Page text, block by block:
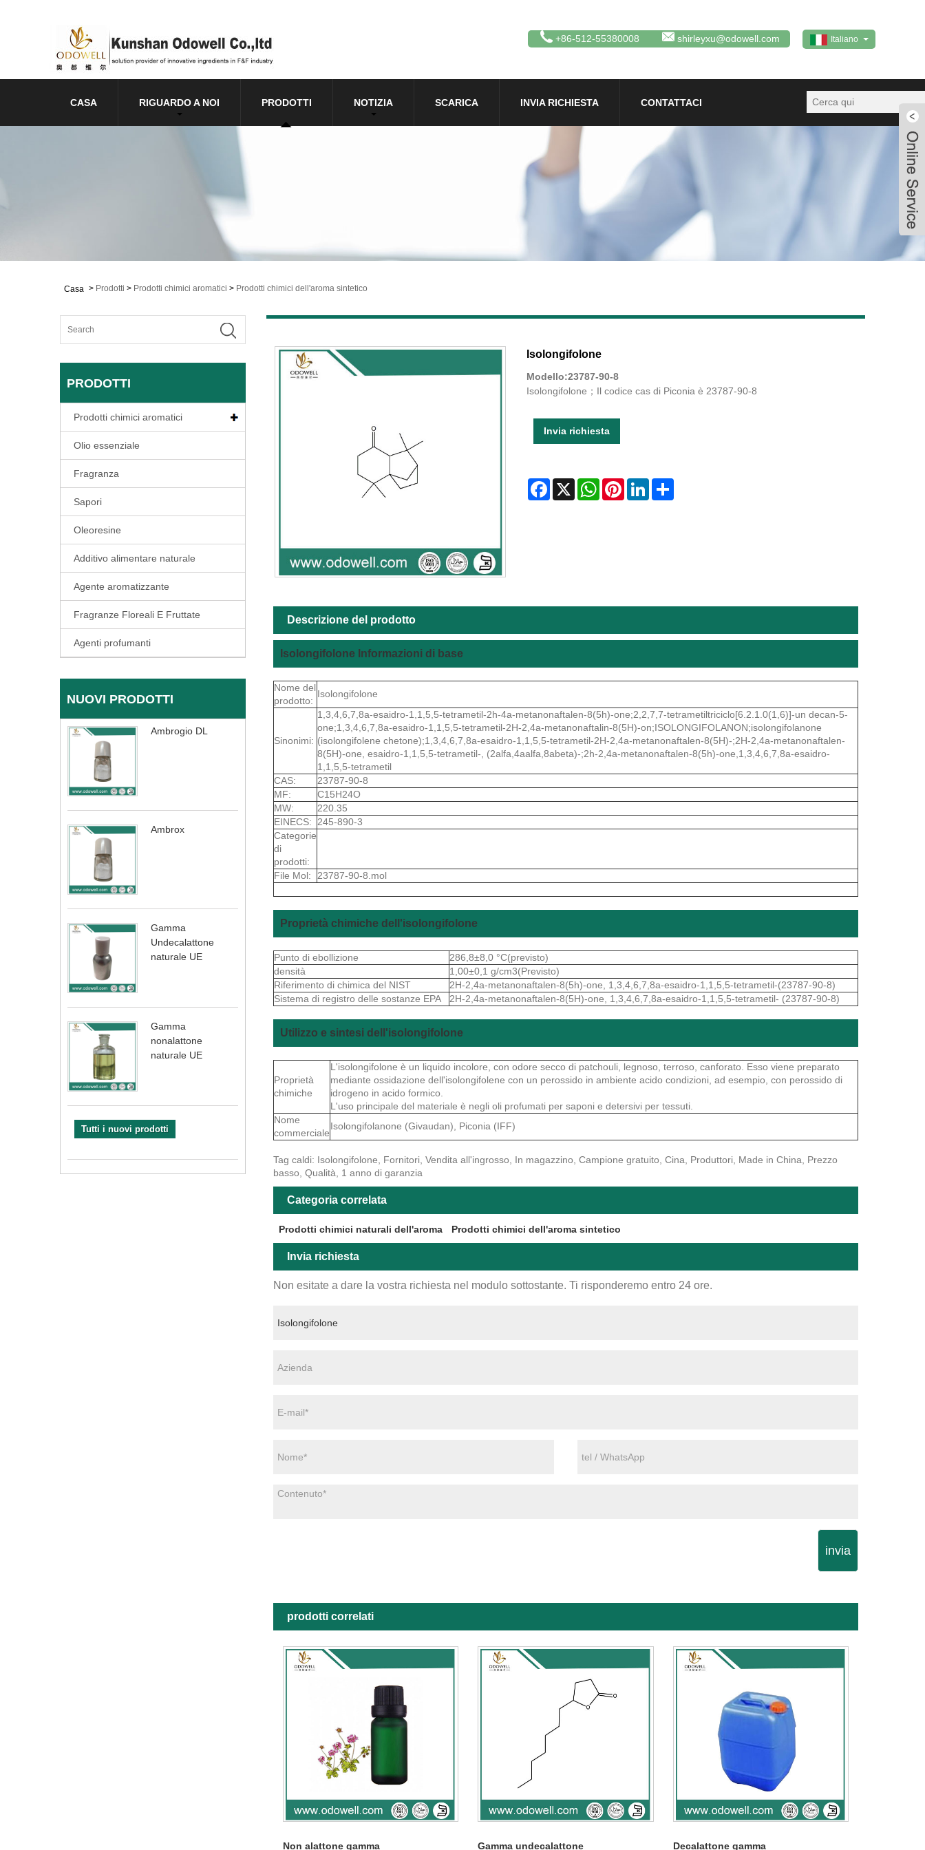
Italiano
+86-512-55380008 shirleyxu@odowell.com
CASA RIGUARDO A NOI PRODOTTI NOTIZIA SCARICA INVIA RICHIESTA CONTATTACI
Casa > Prodotti > Prodotti chimici aromatici > Prodotti chimici dell'aroma sintetico
PRODOTTI
Prodotti chimici aromatici
Olio essenziale
Fragranza
Sapori
Oleoresine
Additivo alimentare naturale
Agente aromatizzante
Fragranze Floreali E Fruttate
Agenti profumanti
NUOVI PRODOTTI
Ambrogio DL
Ambrox
Gamma
Undecalattone
naturale UE
Gamma
nonalattone
naturale UE
Tutti i nuovi prodotti
Isolongifolone
Modello:23787-90-8
Isolongifolone；Il codice cas di Piconia è 23787-90-8
Invia richiesta
Facebook
X WhatsAppPinterestLinkedInShare
Descrizione del prodotto
Isolongifolone Informazioni di base
Nome del
prodotto:
Isolongifolone
Sinonimi:
1,3,4,6,7,8a-esaidro-1,1,5,5-tetrametil-2h-4a-metanonaftalen-8(5h)-one;2,2,7,7-tetrametiltriciclo[6.2.1.0(1,6)]-un decan-5-
one;1,3,4,6,7,8a-esaidro-1,1,5,5-tetrametil-2H-2,4a-metanonaftalin-8(5H)-on;ISOLONGIFOLANON;isolongifolanone
(isolongifolene chetone);1,3,4,6,7,8a-esaidro-1,1,5,5-tetrametil-2H-2,4a-metanonaftalen-8(5H)-;2H-2,4a-metanonaftalen-
8(5H)-one, esaidro-1,1,5,5-tetrametil-, (2alfa,4aalfa,8abeta)-;2h-2,4a-metanonaftalen-8(5h)-one,1,3,4,6,7,8a-esaidro-
1,1,5,5-tetrametil
CAS:
23787-90-8
MF:
C15H24O
MW:
220.35
EINECS:
245-890-3
Categorie
di
prodotti:
File Mol:
23787-90-8.mol
Proprietà chimiche dell'isolongifolone
Punto di ebollizione
286,8±8,0 °C(previsto)
densità
1,00±0,1 g/cm3(Previsto)
Riferimento di chimica del NIST
2H-2,4a-metanonaftalen-8(5h)-one, 1,3,4,6,7,8a-esaidro-1,1,5,5-tetrametil-(23787-90-8)
Sistema di registro delle sostanze EPA
2H-2,4a-metanonaftalen-8(5H)-one, 1,3,4,6,7,8a-esaidro-1,1,5,5-tetrametil- (23787-90-8)
Utilizzo e sintesi dell'isolongifolone
Proprietà
chimiche
L'isolongifolone è un liquido incolore, con odore secco di patchouli, legnoso, terroso, canforato. Esso viene preparato
mediante ossidazione dell'isolongifolene con un perossido in ambiente acido condizioni, ad esempio, con perossido di
idrogeno in acido formico.
L'uso principale del materiale è negli oli profumati per saponi e detersivi per tessuti.
Nome
commerciale
Isolongifolanone (Givaudan), Piconia (IFF)
Tag caldi: Isolongifolone, Fornitori, Vendita all'ingrosso, In magazzino, Campione gratuito, Cina, Produttori, Made in China, Prezzo
basso, Qualità, 1 anno di garanzia
Categoria correlata
Prodotti chimici naturali dell'aroma Prodotti chimici dell'aroma sintetico
Invia richiesta
Non esitate a dare la vostra richiesta nel modulo sottostante. Ti risponderemo entro 24 ore.
invia
prodotti correlati
Non alattone gamma Gamma undecalattone Decalattone gamma